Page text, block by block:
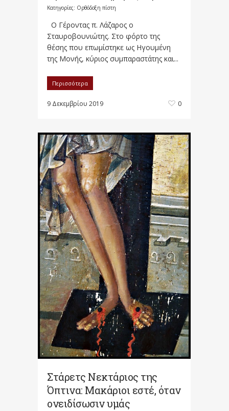
Κατηγορίες: Ορθόδοξη πίστη
Ο Γέροντας π. Λάζαρος ο
Σταυροβουνιώτης. Στο φόρτο της
θέσης που επωμίστηκε ως Ηγουμένη
της Μονής, κύριος συμπαραστάτης και...
Περισσότερα
9 Δεκεμβρίου 2019 0
Στάρετς Νεκτάριος της
Όπτινα: Μακάριοι εστέ, όταν
ονειδίσωσιν υμάς